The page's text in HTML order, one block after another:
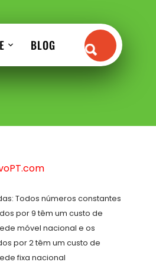
BLOG
Todos números constantes
por 9 têm um custo de
móvel nacional e os
por 2 têm um custo de
fixa nacional